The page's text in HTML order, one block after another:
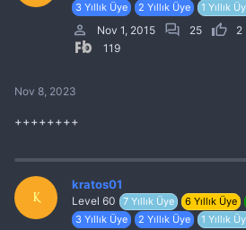
3 Yıllık Üye
2 Yıllık Üye 1 Yıllık
Nov 1, 2015 25 2
119
Nov 8, 2023
++++++++
K
kratos01
Level 60 7 Yıllık Üye 6 Yıllık Üye
3 Yıllık Üye
2 Yıllık Üye 1 Yıllık